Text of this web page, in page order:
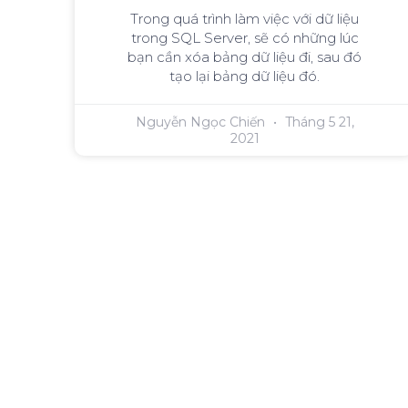
Trong quá trình làm việc với dữ liệu
trong SQL Server, sẽ có những lúc
bạn cần xóa bảng dữ liệu đi, sau đó
tạo lại bảng dữ liệu đó.
Nguyễn Ngọc Chiến
Tháng 5 21,
2021